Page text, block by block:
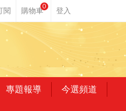
0
專題報導 今選頻道